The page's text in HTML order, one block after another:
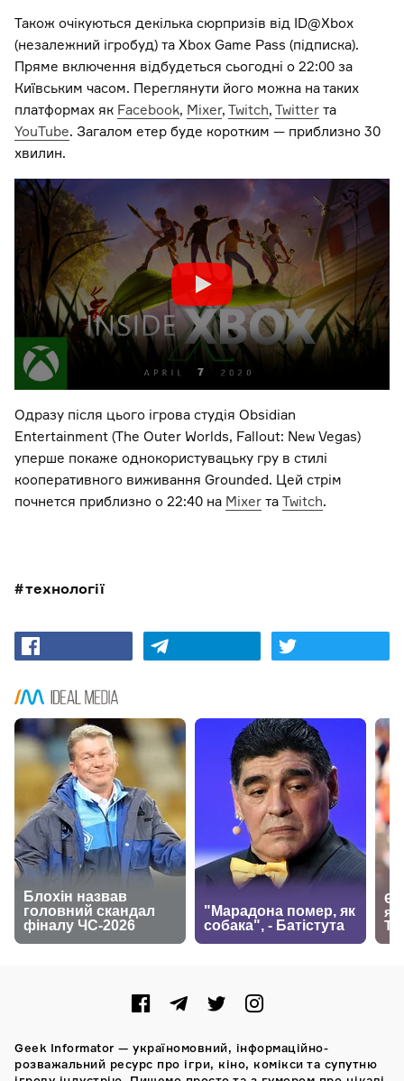
Також очікуються декілька сюрпризів від ID@Xbox
(незалежний ігробуд) та Xbox Game Pass (підписка).
Пряме включення відбудеться сьогодні о 22:00 за
Київським часом. Переглянути його можна на таких
платформах як Facebook, Mixer, Twitch, Twitter та
YouTube. Загалом етер буде коротким — приблизно 30
хвилин.
Одразу після цього ігрова студія Obsidian
Entertainment (The Outer Worlds, Fallout: New Vegas)
уперше покаже однокористувацьку гру в стилі
кооперативного виживання Grounded. Цей стрім
почнется приблизно о 22:40 на Mixer та Twitch.
технології
Geek Informator — україномовний, інформаційно-
розважальний ресурс про ігри, кіно, комікси та супутню